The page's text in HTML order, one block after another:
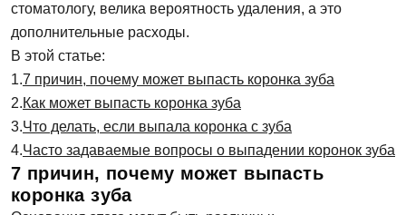
стоматологу, велика вероятность удаления, а это
дополнительные расходы.
В этой статье:
7 причин, почему может выпасть коронка зуба
Как может выпасть коронка зуба
Что делать, если выпала коронка с зуба
Часто задаваемые вопросы о выпадении коронок зуба
7 причин, почему может выпасть
коронка зуба